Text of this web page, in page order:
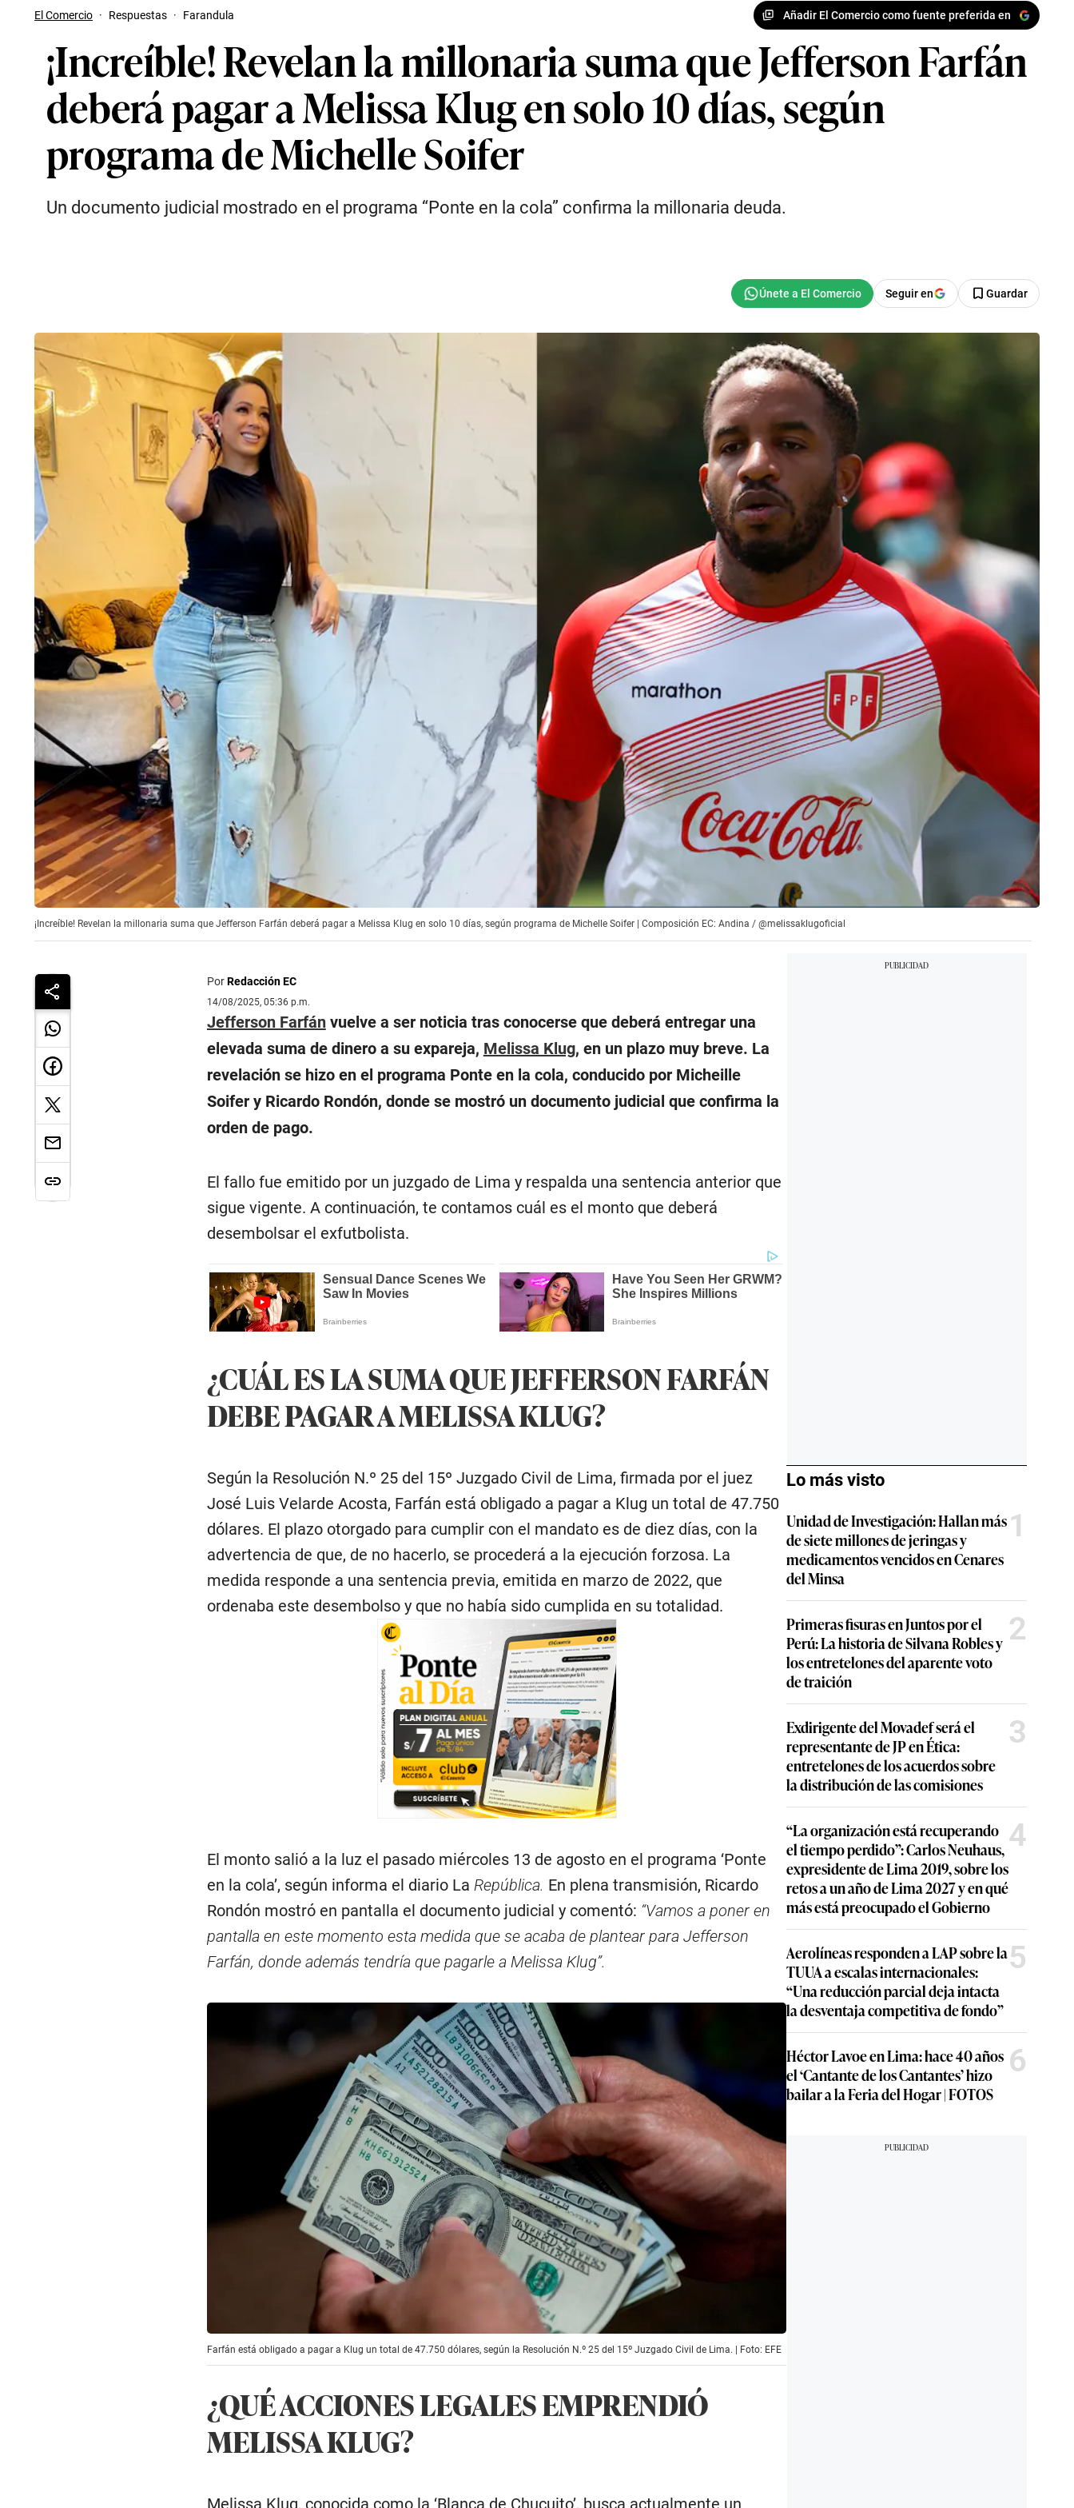
El Comercio · Respuestas · Farandula Añadir El Comercio como fuente preferida en
¡Increíble! Revelan la millonaria suma que Jefferson Farfán
deberá pagar a Melissa Klug en solo 10 días, según
programa de Michelle Soifer
Un documento judicial mostrado en el programa “Ponte en la cola” confirma la millonaria deuda.
Seguir en Guardar
¡Increíble! Revelan la millonaria suma que Jefferson Farfán deberá pagar a Melissa Klug en solo 10 días, según programa de Michelle Soifer | Composición EC: Andina / @melissaklugoficial
PorRedacción EC
14/08/2025, 05:36 p.m.
Jefferson Farfánvuelve a ser noticia tras conocerse que deberá entregar una
elevada suma de dinero a su expareja, Melissa Klug, en un plazo muy breve. La
revelación se hizo en el programa Ponte en la cola, conducido por Micheille
Soifer y Ricardo Rondón, donde se mostró un documento judicial que confirma la
orden de pago.
El fallo fue emitido por un juzgado de Lima y respalda una sentencia anterior que
sigue vigente. A continuación, te contamos cuál es el monto que deberá
desembolsar el exfutbolista.
¿CUÁL ES LA SUMA QUE JEFFERSON FARFÁN
DEBE PAGAR A MELISSA KLUG?
Según la Resolución N.º 25 del 15º Juzgado Civil de Lima, firmada por el juez
José Luis Velarde Acosta, Farfán está obligado a pagar a Klug un total de 47.750
dólares. El plazo otorgado para cumplir con el mandato es de diez días, con la
advertencia de que, de no hacerlo, se procederá a la ejecución forzosa. La
medida responde a una sentencia previa, emitida en marzo de 2022, que
ordenaba este desembolso y que no había sido cumplida en su totalidad.
El monto salió a la luz el pasado miércoles 13 de agosto en el programa ‘Ponte
en la cola’, según informa el diario La República. En plena transmisión, Ricardo
Rondón mostró en pantalla el documento judicial y comentó: “Vamos a poner en
pantalla en este momento esta medida que se acaba de plantear para Jefferson
Farfán, donde además tendría que pagarle a Melissa Klug”.
Farfán está obligado a pagar a Klug un total de 47.750 dólares, según la Resolución N.º 25 del 15º Juzgado Civil de Lima. | Foto: EFE
¿QUÉ ACCIONES LEGALES EMPRENDIÓ
MELISSA KLUG?
Lo más visto
Unidad de Investigación: Hallan más
de siete millones de jeringas y
medicamentos vencidos en Cenares
del Minsa
1
Primeras fisuras en Juntos por el
Perú: La historia de Silvana Robles y
los entretelones del aparente voto
de traición
2
Exdirigente del Movadef será el
representante de JP en Ética:
entretelones de los acuerdos sobre
la distribución de las comisiones
3
“La organización está recuperando
el tiempo perdido”: Carlos Neuhaus,
expresidente de Lima 2019, sobre los
retos a un año de Lima 2027 y en qué
más está preocupado el Gobierno
4
Aerolíneas responden a LAP sobre la
TUUA a escalas internacionales:
“Una reducción parcial deja intacta
la desventaja competitiva de fondo”
5
Héctor Lavoe en Lima: hace 40 años
el ‘Cantante de los Cantantes’ hizo
bailar a la Feria del Hogar | FOTOS
6